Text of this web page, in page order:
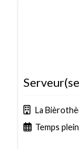
La
Temps plein